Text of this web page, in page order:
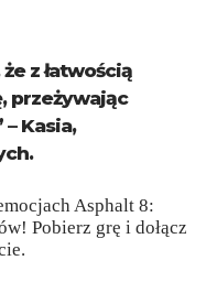
z łatwością
przeżywając
Kasia,
Asphalt 8:
Pobierz grę i dołącz